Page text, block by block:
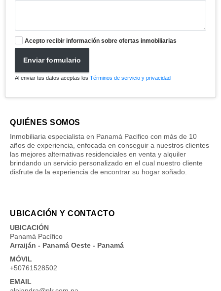
Acepto recibir información sobre ofertas inmobiliarias
Enviar formulario
Al enviar tus datos aceptas los Términos de servicio y privacidad
QUIÉNES SOMOS
Inmobiliaria especialista en Panamá Pacifico con más de 10
años de experiencia, enfocada en conseguir a nuestros clientes
las mejores alternativas residenciales en venta y alquiler
brindando un servicio personalizado en el cual nuestro cliente
disfrute de la experiencia de encontrar su hogar soñado.
UBICACIÓN Y CONTACTO
UBICACIÓN
Panamá Pacífico
Arraiján - Panamá Oeste - Panamá
MÓVIL
+50761528502
EMAIL